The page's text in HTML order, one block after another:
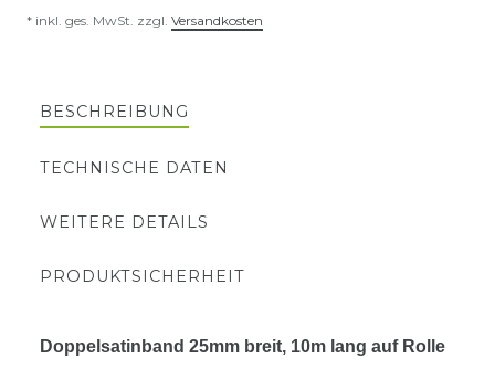
* inkl. ges. MwSt. zzgl. Versandkosten
BESCHREIBUNG
TECHNISCHE DATEN
WEITERE DETAILS
PRODUKTSICHERHEIT
Doppelsatinband 25mm breit, 10m lang auf Rolle